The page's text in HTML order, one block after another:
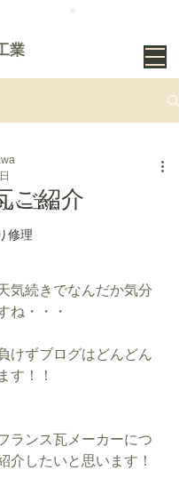
業
バー工法
修理
ご紹介
気続きでなんだか気分
ね・・・
けずブログはどんどん
す！！
ランス瓦メーカーにつ
介したいと思います！